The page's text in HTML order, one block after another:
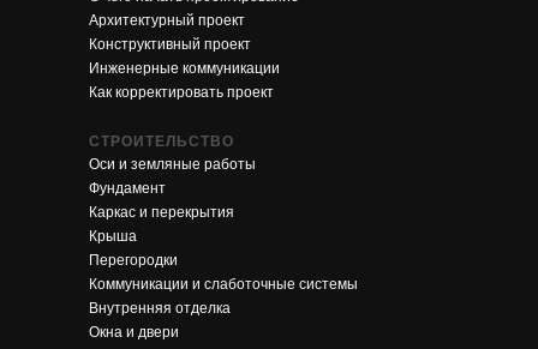
Архитектурный проект
Конструктивный проект
Инженерные коммуникации
Как корректировать проект
СТРОИТЕЛЬСТВО
Оси и земляные работы
Фундамент
Каркас и перекрытия
Крыша
Перегородки
Коммуникации и слаботочные системы
Внутренняя отделка
Окна и двери